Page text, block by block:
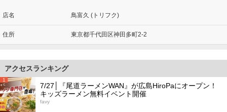
店名 鳥富久 (トリフク)
住所 東京都千代田区神田多町2-2
アクセスランキング
1
7/27│『尾道ラーメンWAN』が広島HiroPaにオープン！
キッズラーメン無料イベント開催
favy